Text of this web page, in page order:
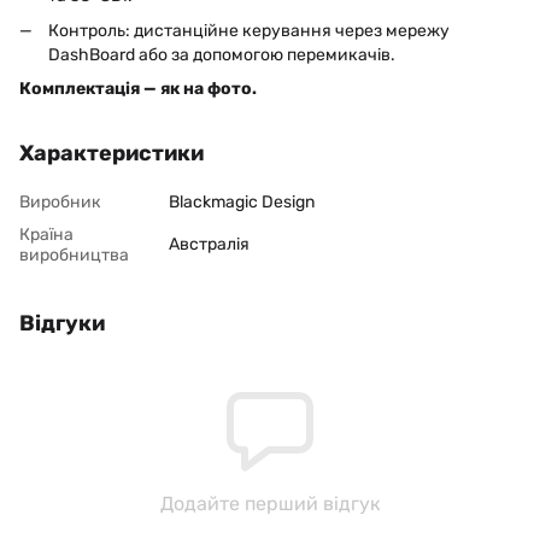
Контроль: дистанційне керування через мережу
DashBoard або за допомогою перемикачів.
Комплектація — як на фото.
Характеристики
Виробник
Blackmagic Design
Країна
виробництва
Австралія
Відгуки
Додайте перший відгук